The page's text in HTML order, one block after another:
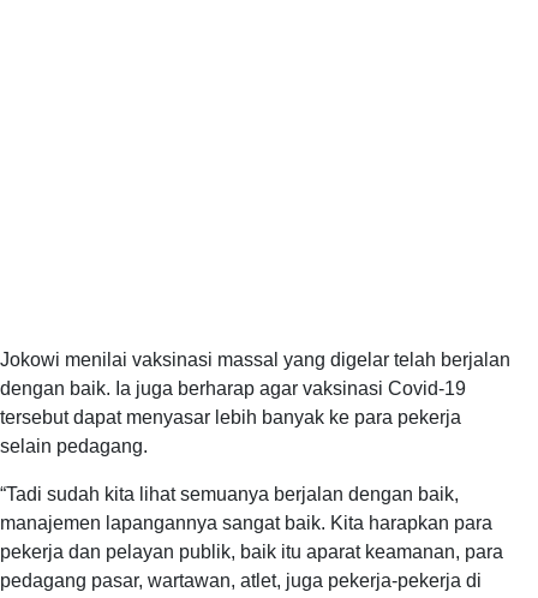
Jokowi menilai vaksinasi massal yang digelar telah berjalan
dengan baik. Ia juga berharap agar vaksinasi Covid-19
tersebut dapat menyasar lebih banyak ke para pekerja
selain pedagang.
“Tadi sudah kita lihat semuanya berjalan dengan baik,
manajemen lapangannya sangat baik. Kita harapkan para
pekerja dan pelayan publik, baik itu aparat keamanan, para
pedagang pasar, wartawan, atlet, juga pekerja-pekerja di